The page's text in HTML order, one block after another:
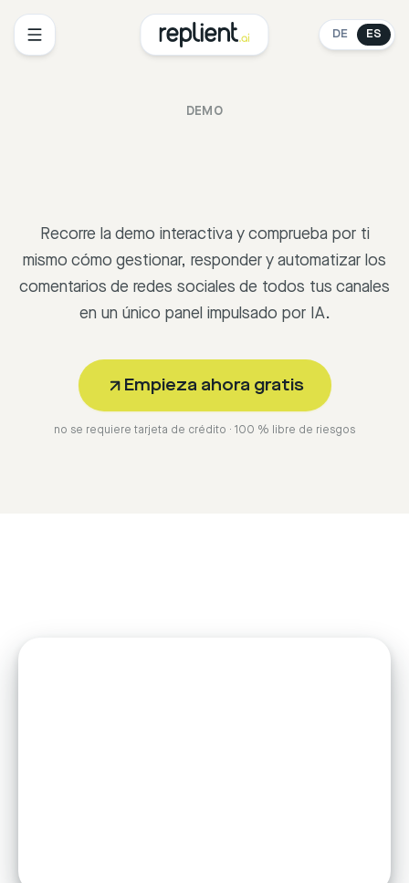
DE ES
DEMO
Recorre la demo interactiva y comprueba por ti
mismo cómo gestionar, responder y automatizar los
comentarios de redes sociales de todos tus canales
en un único panel impulsado por IA.
Empieza ahora gratis
no se requiere tarjeta de crédito · 100 % libre de riesgos